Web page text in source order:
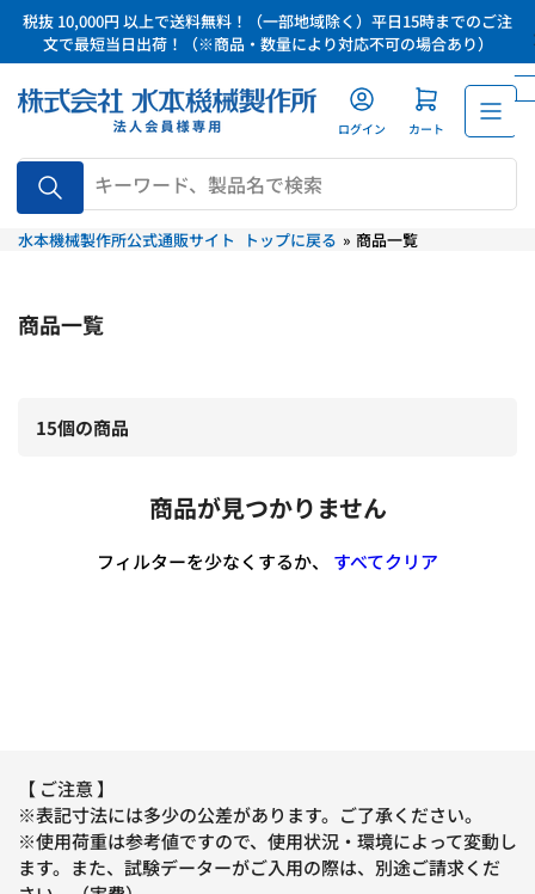
テ
税抜 10,000円 以上で送料無料！（一部地域除く）平日15時までのご注
文で最短当日出荷！（※商品・数量により対応不可の場合あり）
品
番、
キ
ー
ド、
ログイン カート
水本機械製作所公式通販サイト トップに戻る » 商品一覧
商品一覧
15個の商品
商品が見つかりません
フィルターを少なくするか、 すべてクリア
【 ご注意 】
※表記寸法には多少の公差があります。ご了承ください。
※使用荷重は参考値ですので、使用状況・環境によって変動し
ます。また、試験データーがご入用の際は、別途ご請求くだ